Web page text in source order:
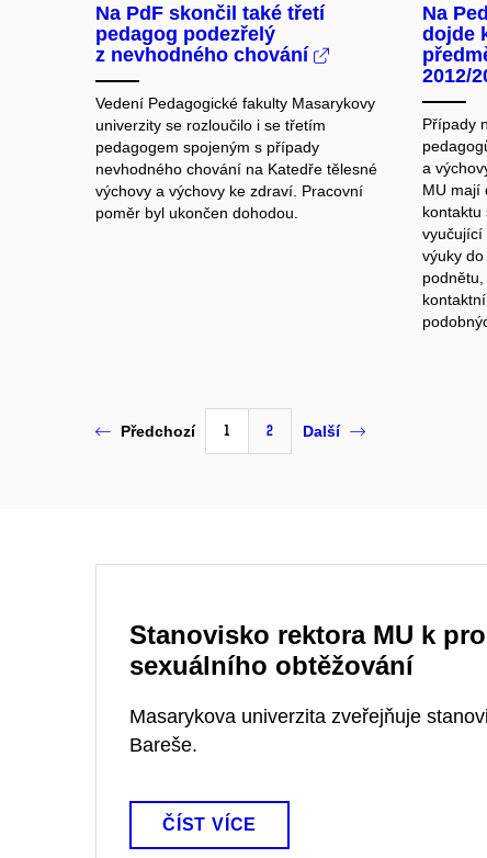
Na PdF skončil také třetí
pedagog podezřelý
z nevhodného chování
Vedení Pedagogické fakulty Masarykovy
univerzity se rozloučilo i se třetím
pedagogem spojeným s případy
nevhodného chování na Katedře tělesné
výchovy a výchovy ke zdraví. Pracovní
poměr byl ukončen dohodou.
Na
dojde
2012/
Případy
a
MU mají
kontaktu
vyučující
výuky
Předchozí 1 2 Další
Stanovisko rektora MU k
sexuálního obtěžování
Masarykova univerzita zveřejňuje
Bareše.
ČÍST VÍCE